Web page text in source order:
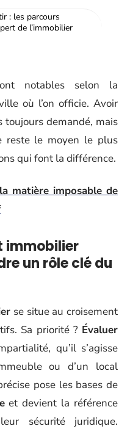
: les parcours
de l’immobilier
notables selon la
où l’on officie. Avoir
toujours demandé, mais
reste le moyen le plus
qui font la différence.
matière imposable de
immobilier
un rôle clé du
se situe au croisement
Sa priorité ? Évaluer
qu’il s’agisse
ou d’un local
pose les bases de
et devient la référence
sécurité juridique.